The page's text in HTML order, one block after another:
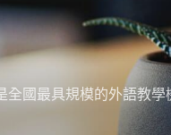
國最具規模的外語教